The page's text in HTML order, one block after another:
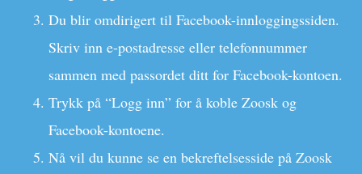
Du blir omdirigert til Facebook-innloggingssiden.
Skriv inn e-postadresse eller telefonnummer
sammen med passordet ditt for Facebook-kontoen.
Trykk på “Logg inn” for å koble Zoosk og
Facebook-kontoene.
Nå vil du kunne se en bekreftelsesside på Zoosk